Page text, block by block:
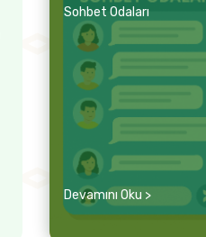
Sohbet Odaları
Devamını Oku >